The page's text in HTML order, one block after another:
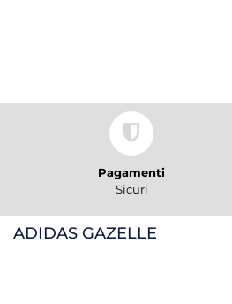
Pagamenti
Sicuri
ADIDAS GAZELLE